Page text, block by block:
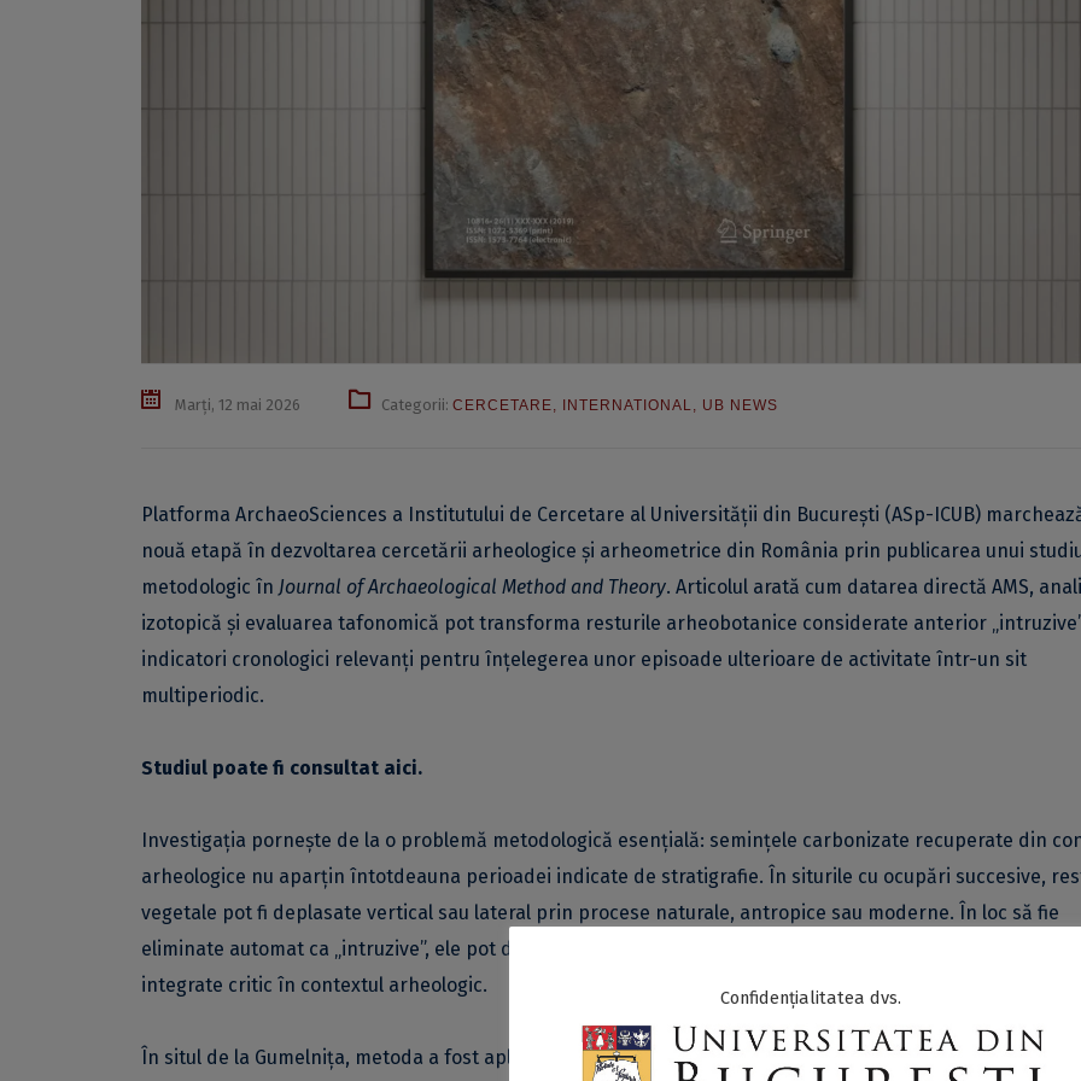
Marți, 12 mai 2026 Categorii: CERCETARE INTERNATIONAL UB NEWS
Platforma ArchaeoSciences a Institutului de Cercetare al Universității din București (ASp-ICUB)
nouă etapă în dezvoltarea cercetării arheologice și arheometrice din România prin publicarea unui
metodologic în Journal of Archaeological Method and Theory. Articolul arată cum datarea directă AMS,
izotopică și evaluarea tafonomică pot transforma resturile arheobotanice considerate anterior
indicatori cronologici relevanți pentru înțelegerea unor episoade ulterioare de activitate într-un sit
multiperiodic.
Studiul poate fi consultat aici.
Investigația pornește de la o problemă metodologică esențială: semințele carbonizate recuperate din
arheologice nu aparțin întotdeauna perioadei indicate de stratigrafie. În siturile cu ocupări succesive,
vegetale pot fi deplasate vertical sau lateral prin procese naturale, antropice sau moderne. În loc să fie
eliminate automat ca „intruzive”, ele pot deveni relevante dacă sunt datate direct, evaluate tafonomic și
integrate critic în contextul arheologic.
În situl de la Gumelnița, metoda a fost aplicată unor semințe carbonizate de mei recuperate din
Confidențialitatea dvs.